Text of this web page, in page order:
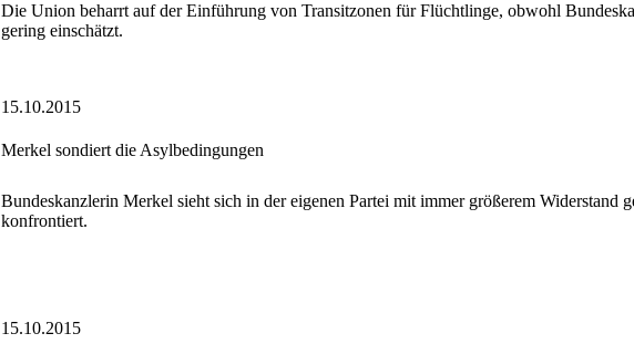
Die Union beharrt auf der Einführung von Transitzonen für Flüchtlinge, obwohl
gering einschätzt.
15.10.2015
Merkel sondiert die Asylbedingungen
Bundeskanzlerin Merkel sieht sich in der eigenen Partei mit immer größerem Widerstand
konfrontiert.
15.10.2015